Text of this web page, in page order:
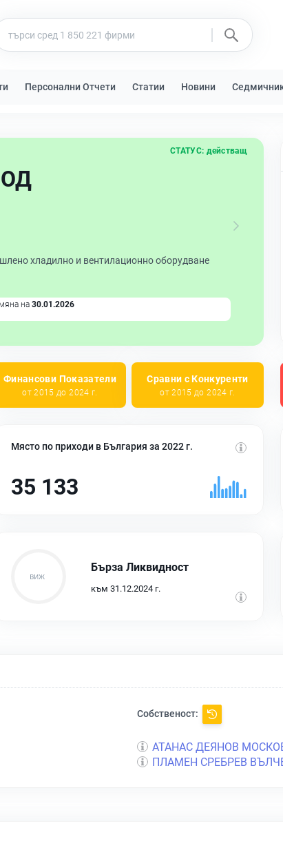
Персонални Отчети Статии Новини
СТАТУС: действащ
хладилно и вентилационно оборудване
на 30.01.2026
Финансови Показатели
от 2015 до 2024 г.
Сравни с Конкуренти
от 2015 до 2024 г.
Място по приходи в България за 2022 г.
35 133
Бърза Ликвидност
към 31.12.2024 г.
Собственост:
АТАНАС ДЕЯНОВ
ПЛАМЕН СРЕБРЕВ